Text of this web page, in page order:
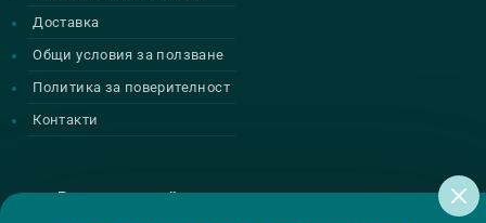
Доставка
Общи условия за ползване
Политика за поверителност
Контакти
Регистрирай се за нашите атрактивни